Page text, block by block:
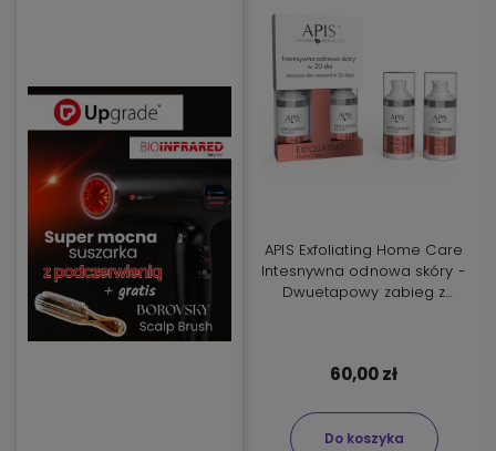
APIS Exfoliating Home Care
Intesnywna odnowa skóry -
Dwuetapowy zabieg z
60,00 zł
Do koszyka